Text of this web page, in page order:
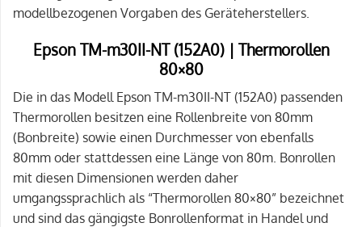
modellbezogenen Vorgaben des Geräteherstellers.
Epson TM-m30II-NT (152A0) | Thermorollen
80×80
Die in das Modell Epson TM-m30II-NT (152A0) passenden
Thermorollen besitzen eine Rollenbreite von 80mm
(Bonbreite) sowie einen Durchmesser von ebenfalls
80mm oder stattdessen eine Länge von 80m. Bonrollen
mit diesen Dimensionen werden daher
umgangssprachlich als “Thermorollen 80×80” bezeichnet
und sind das gängigste Bonrollenformat in Handel und